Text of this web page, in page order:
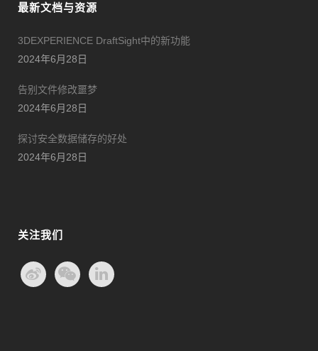
最新文档与资源
3DEXPERIENCE DraftSight中的新功能
2024年6月28日
告别文件修改噩梦
2024年6月28日
探讨安全数据储存的好处
2024年6月28日
关注我们